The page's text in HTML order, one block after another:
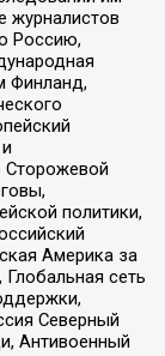
журналистов
Россию,
Финланд,
политики,
Америка за
сеть
Северный
Антивоенный